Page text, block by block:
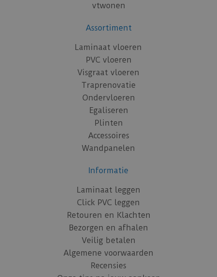
vtwonen
Assortiment
Laminaat vloeren
PVC vloeren
Visgraat vloeren
Traprenovatie
Ondervloeren
Egaliseren
Plinten
Accessoires
Wandpanelen
Informatie
Laminaat leggen
Click PVC leggen
Retouren en Klachten
Bezorgen en afhalen
Veilig betalen
Algemene voorwaarden
Recensies